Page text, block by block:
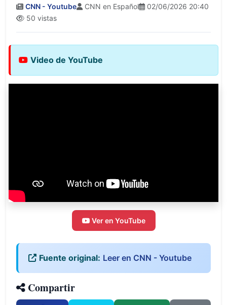
CNN - Youtube CNN en Español
02/06/2026 20:40
50 vistas
Video de YouTube
Ver en YouTube
Fuente original: Leer en CNN - Youtube
Compartir